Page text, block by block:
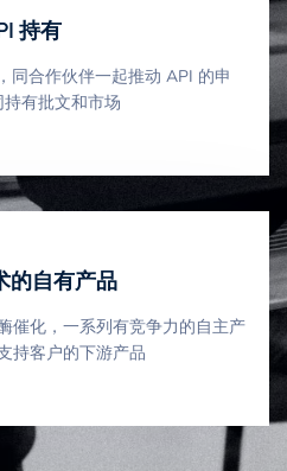
持有
同合作伙伴一起推动 API 的申
有批文和市场
的自有产品
催化，一系列有竞争力的自主产
持客户的下游产品